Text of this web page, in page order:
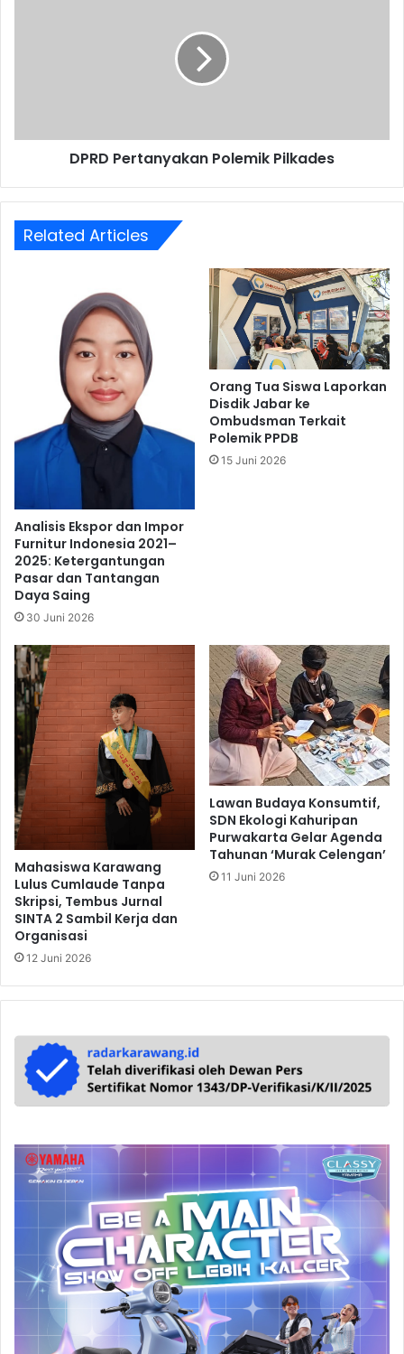
DPRD Pertanyakan Polemik Pilkades
Related Articles
Analisis Ekspor dan Impor
Furnitur Indonesia 2021–
2025: Ketergantungan
Pasar dan Tantangan
Daya Saing
30 Juni 2026
Orang Tua Siswa Laporkan
Disdik Jabar ke
Ombudsman Terkait
Polemik PPDB
15 Juni 2026
Mahasiswa Karawang
Lulus Cumlaude Tanpa
Skripsi, Tembus Jurnal
SINTA 2 Sambil Kerja dan
Organisasi
12 Juni 2026
Lawan Budaya Konsumtif,
SDN Ekologi Kahuripan
Purwakarta Gelar Agenda
Tahunan ‘Murak Celengan’
11 Juni 2026